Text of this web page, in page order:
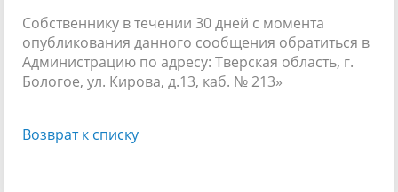
Собственнику в течении 30 дней с момента
опубликования данного сообщения обратиться в
Администрацию по адресу: Тверская область, г.
Бологое, ул. Кирова, д.13, каб. № 213»
Возврат к списку